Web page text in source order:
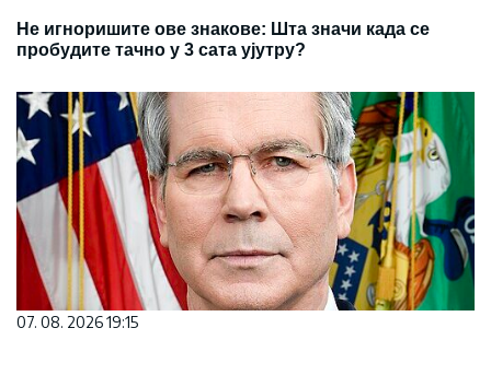
Не игноришите ове знакове: Шта значи када се
пробудите тачно у 3 сата ујутру?
07. 08. 2026 19:15